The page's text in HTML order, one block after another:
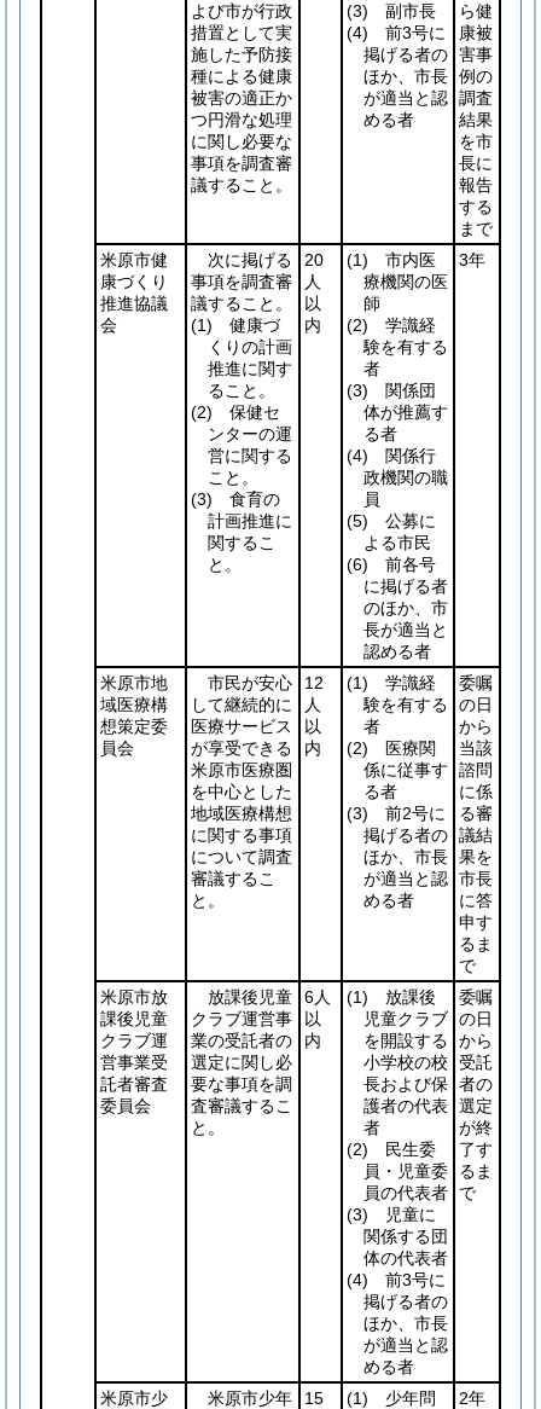
よび市が行政
措置として実
施した予防接
種による健康
被害の適正か
つ円滑な処理
に関し必要な
事項を調査審
議すること。
(3) 副市長
(4) 前3号に
掲げる者の
ほか、市長
が適当と認
める者
ら健
康被
害事
例の
調査
結果
を市
長に
報告
する
まで
米原市健
康づくり
推進協議
会
次に掲げる
事項を調査審
議すること。
(1) 健康づ
くりの計画
推進に関す
ること。
(2) 保健セ
ンターの運
営に関する
こと。
(3) 食育の
計画推進に
関するこ
と。
20
人
以
内
(1) 市内医
療機関の医
師
(2) 学識経
験を有する
者
(3) 関係団
体が推薦す
る者
(4) 関係行
政機関の職
員
(5) 公募に
よる市民
(6) 前各号
に掲げる者
のほか、市
長が適当と
認める者
3年
米原市地
域医療構
想策定委
員会
市民が安心
して継続的に
医療サービス
が享受できる
米原市医療圏
を中心とした
地域医療構想
に関する事項
について調査
審議するこ
と。
12
人
以
内
(1) 学識経
験を有する
者
(2) 医療関
係に従事す
る者
(3) 前2号に
掲げる者の
ほか、市長
が適当と認
める者
委嘱
の日
から
当該
諮問
に係
る審
議結
果を
市長
に答
申す
るま
で
米原市放
課後児童
クラブ運
営事業受
託者審査
委員会
放課後児童
クラブ運営事
業の受託者の
選定に関し必
要な事項を調
査審議するこ
と。
6人
以
内
(1) 放課後
児童クラブ
を開設する
小学校の校
長および保
護者の代表
者
(2) 民生委
員・児童委
員の代表者
(3) 児童に
関係する団
体の代表者
(4) 前3号に
掲げる者の
ほか、市長
が適当と認
める者
委嘱
の日
から
受託
者の
選定
が終
了す
るま
で
米原市少
米原市少年
15
(1) 少年問
2年